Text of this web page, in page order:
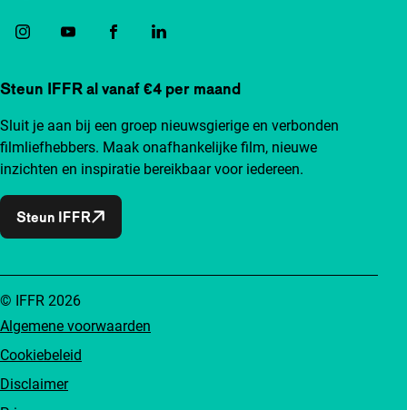
Steun IFFR al vanaf €4 per maand
Sluit je aan bij een groep nieuwsgierige en verbonden
filmliefhebbers. Maak onafhankelijke film, nieuwe
inzichten en inspiratie bereikbaar voor iedereen.
Steun IFFR
Algemene voorwaarden
Cookiebeleid
Disclaimer
© IFFR 2026